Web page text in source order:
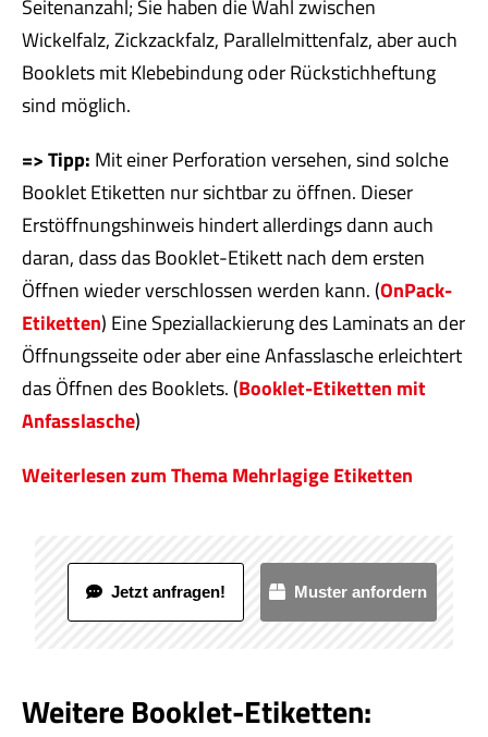
Seitenanzahl; Sie haben die Wahl zwischen
Wickelfalz, Zickzackfalz, Parallelmittenfalz, aber auch
Booklets mit Klebebindung oder Rückstichheftung
sind möglich.
=> Tipp: Mit einer Perforation versehen, sind solche
Booklet Etiketten nur sichtbar zu öffnen. Dieser
Erstöffnungshinweis hindert allerdings dann auch
daran, dass das Booklet-Etikett nach dem ersten
Öffnen wieder verschlossen werden kann. (OnPack-
Etiketten) Eine Speziallackierung des Laminats an der
Öffnungsseite oder aber eine Anfasslasche erleichtert
das Öffnen des Booklets. (Booklet-Etiketten mit
Anfasslasche)
Weiterlesen zum Thema Mehrlagige Etiketten
Jetzt anfragen! Muster anfordern
Weitere Booklet-Etiketten: